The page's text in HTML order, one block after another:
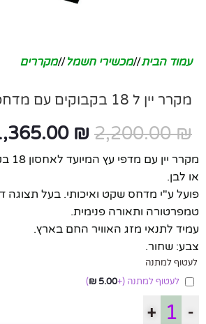
עמוד הבית/ מכשירי חשמל/ מקררים
מקרר יין ל 18 בקבוקים עם מדחס ומדפי עץ
2,200.00₪
₪
או לבן.
פועל ע"י מדחס שקט ואיכותי. בעל תצוגה
טמפרטורה ותאורה פנימית.
עמיד לתנאי מזג האוויר החם בארץ.
צבע: שחור.
לעטוף למתנה
לעטוף למתנה (+
5.00
₪
)
-
+